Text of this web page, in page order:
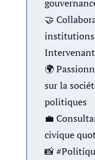
🤝
institutions
🌍
sur la
politiques
💼
civique
📸